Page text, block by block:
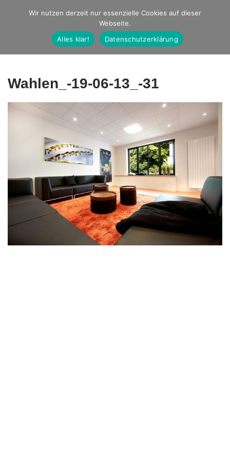
Studio Ernst
Fotografie
Wahlen_-19-06-13_-31
Wir nutzen derzeit nur essenzielle Cookies auf dieser
Webseite.
Alles klar!
Datenschutzerklärung